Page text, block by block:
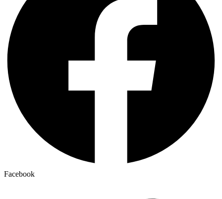
Facebook